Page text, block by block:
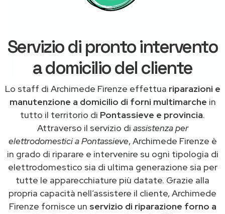
Servizio di pronto intervento
a domicilio del cliente
Lo staff di Archimede Firenze effettua riparazioni e
manutenzione a domicilio di forni multimarche in
tutto il territorio di Pontassieve e provincia.
Attraverso il servizio di assistenza per
elettrodomestici a Pontassieve, Archimede Firenze è
in grado di riparare e intervenire su ogni tipologia di
elettrodomestico sia di ultima generazione sia per
tutte le apparecchiature più datate. Grazie alla
propria capacità nell’assistere il cliente, Archimede
Firenze fornisce un servizio di riparazione forno a